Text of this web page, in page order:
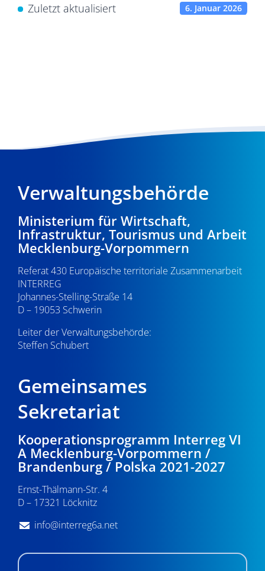
Zuletzt aktualisiert 6. Januar 2026
Verwaltungsbehörde
Ministerium für Wirtschaft,
Infrastruktur, Tourismus und Arbeit
Mecklenburg-Vorpommern
Referat 430 Europäische territoriale Zusammenarbeit
INTERREG
Johannes-Stelling-Straße 14
D – 19053 Schwerin
Leiter der Verwaltungsbehörde:
Steffen Schubert
Gemeinsames
Sekretariat
Kooperationsprogramm Interreg VI
A Mecklenburg-Vorpommern /
Brandenburg / Polska 2021-2027
Ernst-Thälmann-Str. 4
D – 17321 Löcknitz
info@interreg6a.net